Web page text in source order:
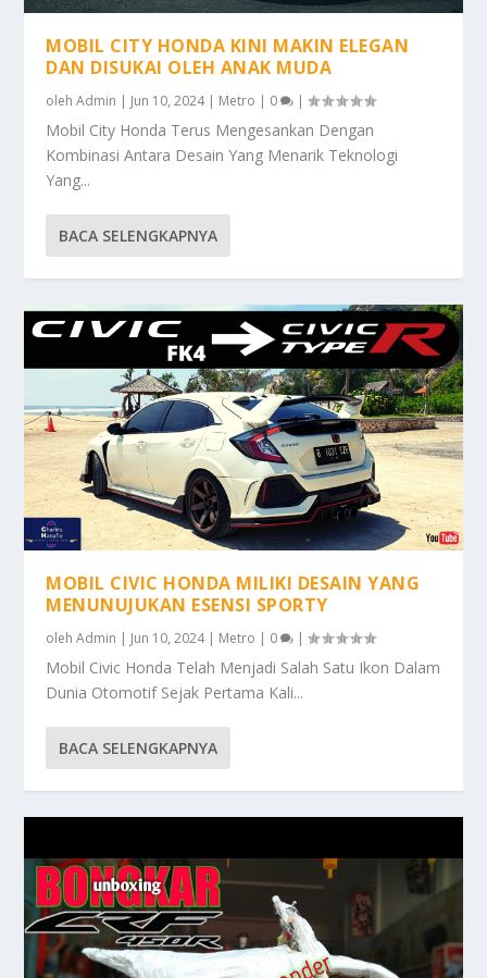
MOBIL CITY HONDA KINI MAKIN ELEGAN
DAN DISUKAI OLEH ANAK MUDA
olehAdmin | Jun 10, 2024| Metro | 0 |
Mobil City Honda Terus Mengesankan Dengan
Kombinasi Antara Desain Yang Menarik Teknologi
Yang...
BACA SELENGKAPNYA
MOBIL CIVIC HONDA MILIKI DESAIN YANG
MENUNUJUKAN ESENSI SPORTY
olehAdmin | Jun 10, 2024| Metro | 0 |
Mobil Civic Honda Telah Menjadi Salah Satu Ikon Dalam
Dunia Otomotif Sejak Pertama Kali...
BACA SELENGKAPNYA